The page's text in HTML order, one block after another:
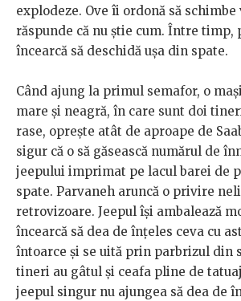
explodeze. Ove îi ordonă să
răspunde că nu știe cum. Între timp,
încearcă să deschidă ușa din spate.
Când ajung la primul semafor, o
mare și neagră, în care sunt doi
rase, oprește atât de aproape de
sigur că o să găsească numărul de
jeepului imprimat pe lacul barei de
spate. Parvaneh aruncă o privire
retrovizoare. Jeepul își ambalează
încearcă să dea de înțeles ceva cu
întoarce și se uită prin parbrizul din
tineri au gâtul și ceafa pline de
jeepul singur nu ajungea să dea de